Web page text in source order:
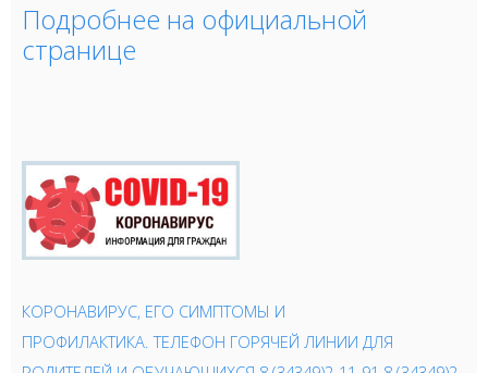
Подробнее на официальной
странице
КОРОНАВИРУС, ЕГО СИМПТОМЫ И
ПРОФИЛАКТИКА.ТЕЛЕФОН ГОРЯЧЕЙ ЛИНИИ ДЛЯ